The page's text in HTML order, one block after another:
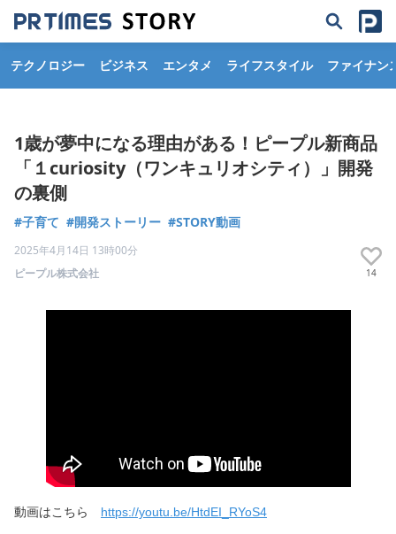
テクノロジー ビジネス エンタメ ライフスタイル ファイナン
1歳が夢中になる理由がある！ピープル新商品
「１curiosity（ワンキュリオシティ）」開発
の裏側
#子育て #開発ストーリー #STORY動画
2025年4月14日 13時00分
ピープル株式会社
14
動画はこちら https://youtu.be/HtdEI_RYoS4